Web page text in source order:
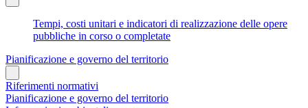
Tempi, costi unitari e indicatori di realizzazione delle opere
pubbliche in corso o completate
Pianificazione e governo del territorio
Riferimenti normativi
Pianificazione e governo del territorio